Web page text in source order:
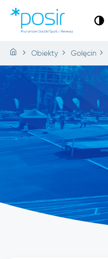
Obiekty Golęcin